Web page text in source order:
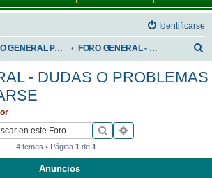
Identificarse
FORO GENERAL PARA TODOS LOS USUARIOS FORO GENERAL - DUDAS O PROBLEMAS PARA ASOCIARSE
s
- DUDAS O PROBLEMAS
Buscar
4 temas • Página 1de 1
Anuncios